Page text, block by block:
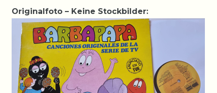
Originalfoto – Keine Stockbilder: